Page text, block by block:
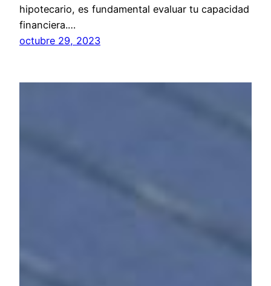
hipotecario, es fundamental evaluar tu capacidad
financiera.…
octubre 29, 2023